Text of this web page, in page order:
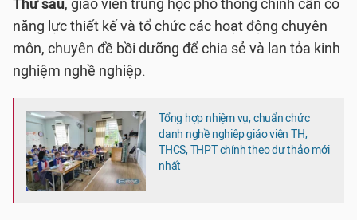
Thứ sáu, giáo viên trung học phổ thông chính cần có
năng lực thiết kế và tổ chức các hoạt động chuyên
môn, chuyên đề bồi dưỡng để chia sẻ và lan tỏa kinh
nghiệm nghề nghiệp.
Tổng hợp nhiệm vụ, chuẩn chức
danh nghề nghiệp giáo viên TH,
THCS, THPT chính theo dự thảo mới
nhất